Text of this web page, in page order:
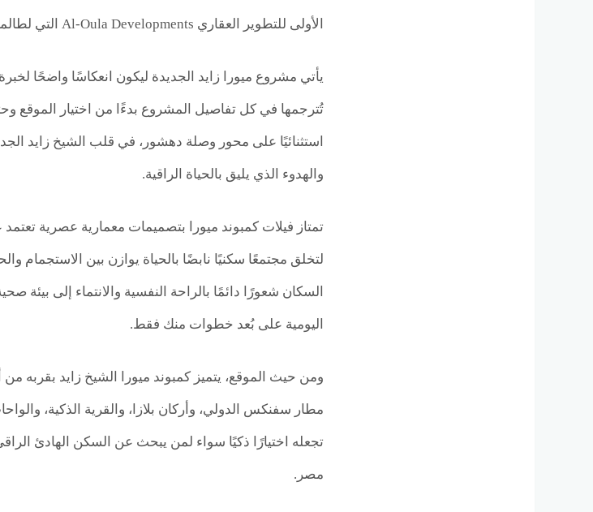
الأولى للتطوير العقاري Al-Oula Developments التي لطالما تميّزت بمشروعاتها التي تصنع الفرق وتلهم الأجيال.
تُترجمها في كل تفاصيل المشروع بدءًا من اختيار الموقع
استثنائيًا على محور وصلة دهشور، في قلب الشيخ زايد
والهدوء الذي يليق بالحياة الراقية.
تمتاز فيلات كمبوند ميورا بتصميمات معمارية عصرية
لتخلق مجتمعًا سكنيًا نابضًا بالحياة يوازن بين
السكان شعورًا دائمًا بالراحة النفسية والانتماء إلى بيئة
اليومية على بُعد خطوات منك فقط.
ومن حيث الموقع، يتميز كمبوند ميورا الشيخ زايد بقربه
مطار سفنكس الدولي، وأركان بلازا، والقرية الذكية،
تجعله اختيارًا ذكيًا سواء لمن يبحث عن السكن الهادئ
مصر.